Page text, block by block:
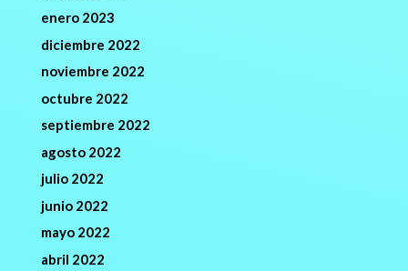
enero 2023
diciembre 2022
noviembre 2022
octubre 2022
septiembre 2022
agosto 2022
julio 2022
junio 2022
mayo 2022
abril 2022